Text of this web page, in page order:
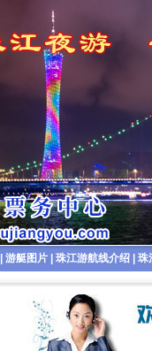
游艇图片| 珠江游航线介绍| 珠